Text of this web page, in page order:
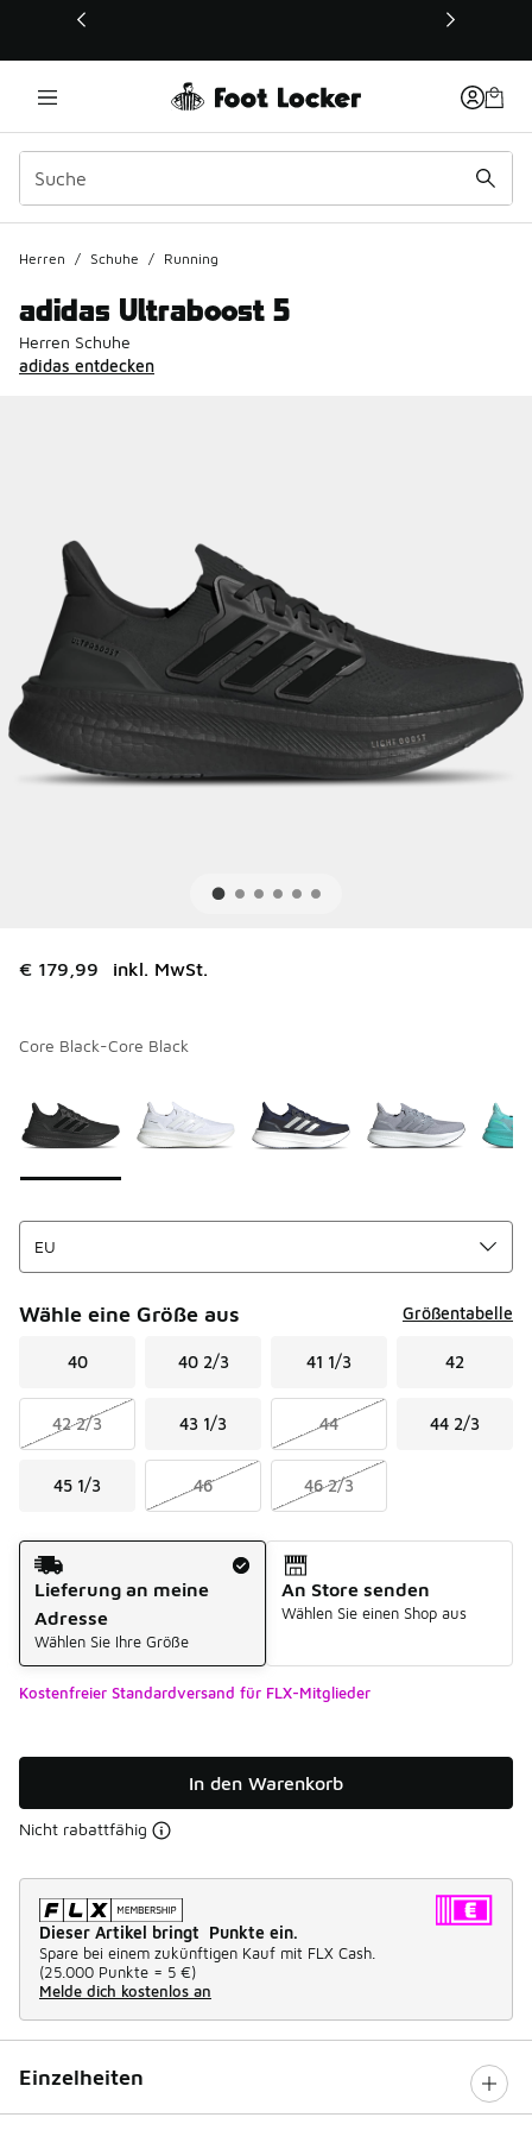
Dieser Link öffnet sich in einem neuen Fenster
Herren / Schuhe / Running
adidas Ultraboost 5
Herren Schuhe
adidas entdecken
€ 179,99 inkl. MwSt.
Core Black-Core Black
Wähle eine Größe aus Größentabelle
40 40 2/3 41 1/3 42
42 2/3 43 1/3 44 44 2/3
45 1/3 46 46 2/3
Versandart
Lieferung an meine
Adresse
Wählen Sie Ihre Größe
An Store senden
Wählen Sie einen Shop aus
Kostenfreier Standardversand für FLX-Mitglieder
In den Warenkorb
Nicht rabattfähig
Dieser Artikel bringt Punkte ein.
Spare bei einem zukünftigen Kauf mit FLX Cash.
(25.000 Punkte = 5 €)
Melde dich kostenlos an
Einzelheiten